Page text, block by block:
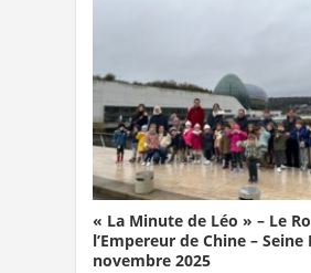
« La Minute de Léo » – Le
l’Empereur de Chine – Seine
novembre 2025